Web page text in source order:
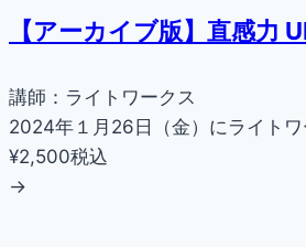
【アーカイブ版】直感力
講師：ライトワークス
2024年１月26日（金）にライト
¥2,500税込
→